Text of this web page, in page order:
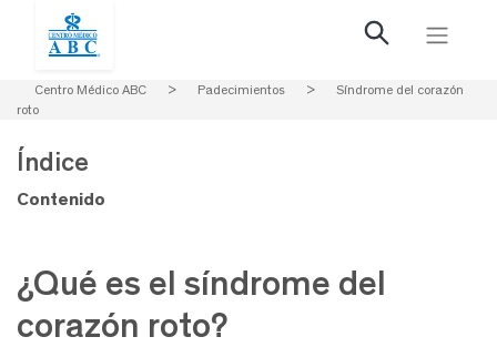
Centro Médico ABC > Padecimientos >
Síndrome del corazón
roto
¿Qué es el síndrome del
corazón roto?
Índice
Contenido